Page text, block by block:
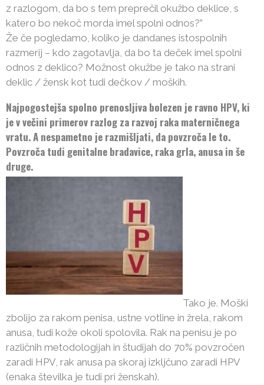
z razlogom, da bo s tem preprečil okužbo deklice, s
katero bo nekoč morda imel spolni odnos?”
Že če pogledamo, koliko je dandanes istospolnih
razmerij – kdo zagotavlja, da bo ta deček imel spolni
odnos z deklico? Možnost okužbe je tako na strani
deklic / žensk kot tudi dečkov / moških.
Najpogostejša spolno prenosljiva bolezen je ravno HPV, ki
je v večini primerov razlog za razvoj raka materničnega
vratu. A nespametno je razmišljati, da povzroča le to.
Povzroča tudi genitalne bradavice, raka grla, anusa in še
druge.
Tako je. Moški
zbolijo za rakom penisa, ustne votline in žrela, rakom
anusa, tudi kože okoli spolovila. Rak na penisu je po
različnih metodologijah in študijah do 70% povzročen
zaradi HPV, rak anusa pa skoraj izkljčuno zaradi HPV
(enaka številka je tudi pri ženskah).